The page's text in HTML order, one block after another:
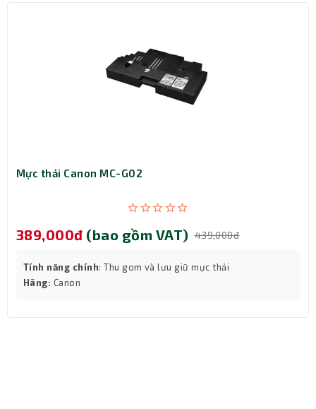
Mực thải Canon MC-G02
389,000đ(bao gồm VAT) 439,000đ
Tính năng chính: Thu gom và lưu giữ mực thải
Hãng:Canon